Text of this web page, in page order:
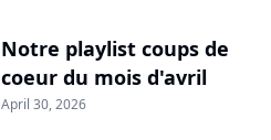
Notre playlist coups de
coeur du mois d'avril
April 30, 2026